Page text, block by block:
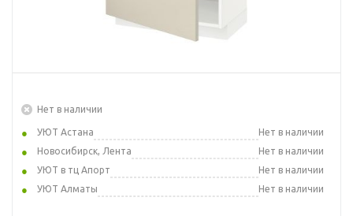
Нет в наличии
УЮТ Астана
Нет в наличии
Новосибирск, Лента
Нет в наличии
УЮТ в тц Апорт
Нет в наличии
УЮТ Алматы
Нет в наличии